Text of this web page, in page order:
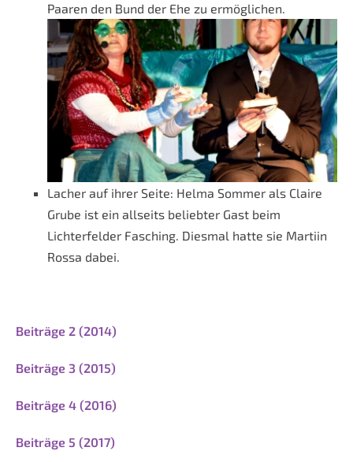
Paaren den Bund der Ehe zu ermöglichen.
Lacher auf ihrer Seite: Helma Sommer als Claire
Grube ist ein allseits beliebter Gast beim
Lichterfelder Fasching. Diesmal hatte sie Martiin
Rossa dabei.
Beiträge 2 (2014)
Beiträge 3 (2015)
Beiträge 4 (2016)
Beiträge 5 (2017)